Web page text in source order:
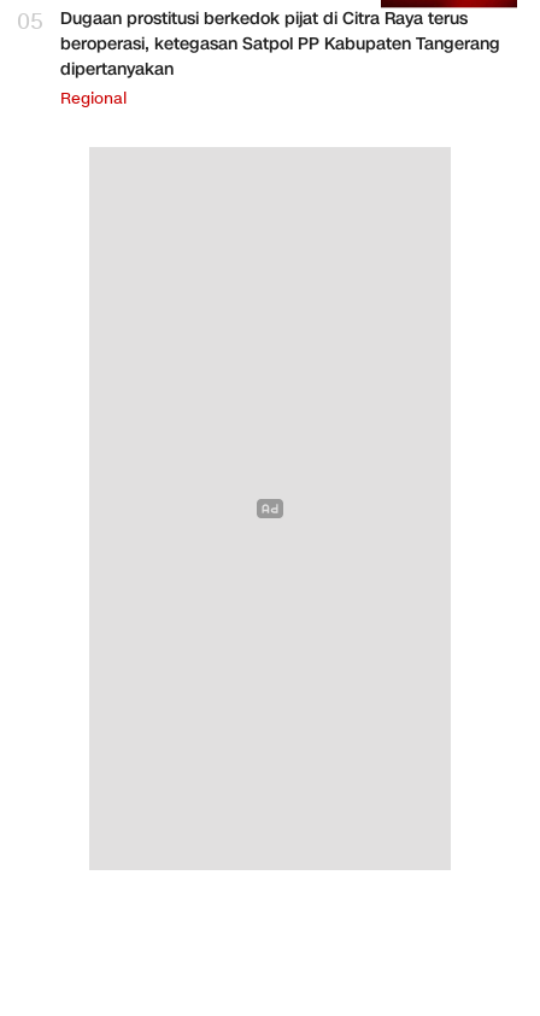
05
Dugaan prostitusi berkedok pijat di Citra Raya terus
beroperasi, ketegasan Satpol PP Kabupaten Tangerang
dipertanyakan
Regional